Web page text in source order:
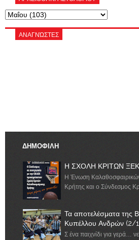
ΑΝΑΓΝΏΣΤΕΣ
ΔΗΜΟΦΙΛΗ
Η ΣΧΟΛΗ ΚΡΙΤΩΝ
Η Ένωση
Κρήτης και ο Σύνδεσμος
Τα αποτελέσματα της
Κυπέλλου Ανδρών (2/
Σ ένα παιχνίδι για γερά…